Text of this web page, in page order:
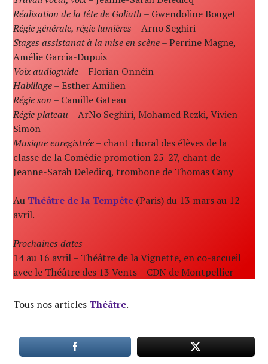
Réalisation de la tête de Goliath – Gwendoline Bouget
Régie générale, régie lumières – Arno Seghiri
Stages assistanat à la mise en scène– Perrine Magne,
Amélie Garcia-Dupuis
Voix audioguide– Florian Onnéin
Habillage– Esther Amilien
Régie son – Camille Gateau
Régie plateau – ArNo Seghiri, Mohamed Rezki, Vivien
Simon
Musique enregistrée– chant choral des élèves de la
classe de la Comédie promotion 25-27, chant de
Jeanne-Sarah Deledicq, trombone de Thomas Cany
Au Théâtre de la Tempête (Paris) du 13 mars au 12
avril.
Prochaines dates
14 au 16 avril – Théâtre de la Vignette, en co-accueil
avec le Théâtre des 13 Vents – CDN de Montpellier
Tous nos articles Théâtre.